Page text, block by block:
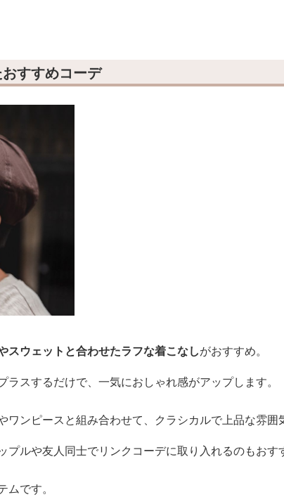
すすめコーデ
スウェットと合わせたラフな着こなしがおすすめ。
スするだけで、一気におしゃれ感がアップします。
ワンピースと組み合わせて、クラシカルで上品な雰囲
プルや友人同士でリンクコーデに取り入れるのもおす
です。